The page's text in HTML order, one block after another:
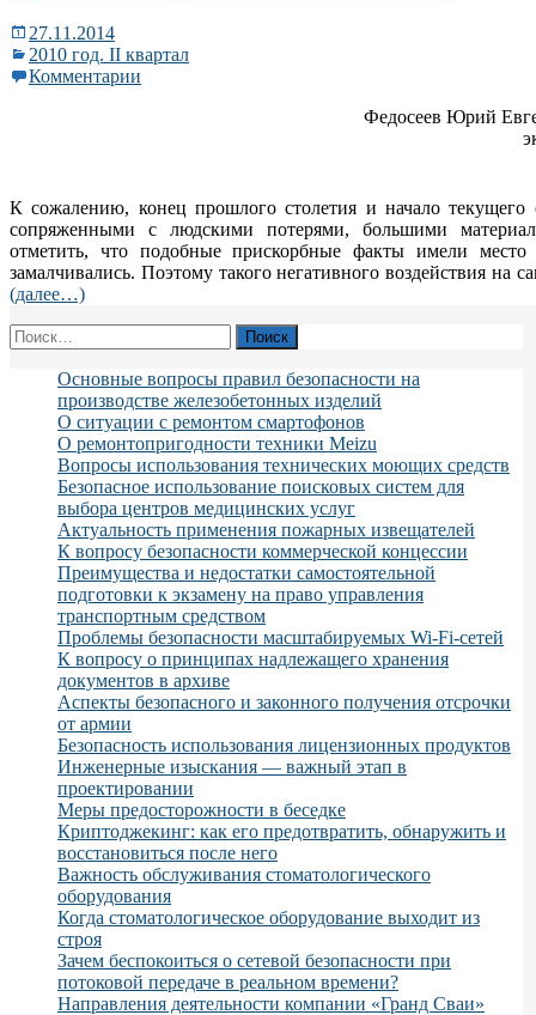
27.11.2014
2010 год. II квартал
Комментарии
Федосеев Юрий
К сожалению, конец прошлого столетия и начало
сопряженными с людскими потерями, большими
отметить, что подобные прискорбные факты имели
замалчивались. Поэтому такого негативного воздействия на
(далее…)
Найти:
Основные вопросы правил безопасности на
производстве железобетонных изделий
О ситуации с ремонтом смартофонов
О ремонтопригодности техники Meizu
Вопросы использования технических моющих средств
Безопасное использование поисковых систем для
выбора центров медицинских услуг
Актуальность применения пожарных извещателей
К вопросу безопасности коммерческой концессии
Преимущества и недостатки самостоятельной
подготовки к экзамену на право управления
транспортным средством
Проблемы безопасности масштабируемых Wi-Fi-сетей
К вопросу о принципах надлежащего хранения
документов в архиве
Аспекты безопасного и законного получения отсрочки
от армии
Безопасность использования лицензионных продуктов
Инженерные изыскания — важный этап в
проектировании
Меры предосторожности в беседке
Криптоджекинг: как его предотвратить, обнаружить и
восстановиться после него
Важность обслуживания стоматологического
оборудования
Когда стоматологическое оборудование выходит из
строя
Зачем беспокоиться о сетевой безопасности при
потоковой передаче в реальном времени?
Направления деятельности компании «Гранд Сваи»